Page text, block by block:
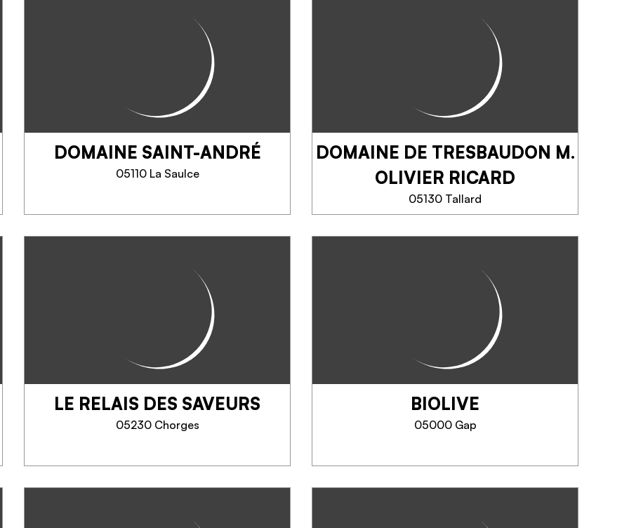
DOMAINE SAINT-ANDRÉ
05110 La Saulce
+30 ans d'agriculture bio,
production de vin rouge, blanc,
rosé et méthode traditionnelle
100% chardonnay. Pommes,
poires, jus de fruits, compotes,
cidre, pétillant. Vente au domaine
toute...
TELEFOON
DOMAINE DE TRESBAUDON M.
OLIVIER RICARD
05130 Tallard
Producteur récoltant labellisé
Vignerons Indépendants. Le
domaine propose des vins
rouges, rosés, blancs ainsi qu'un
Vins issus de...
MEER INFORMATIE
LE RELAIS DES SAVEURS
05230 Chorges
BIOLIVE
05000 Gap